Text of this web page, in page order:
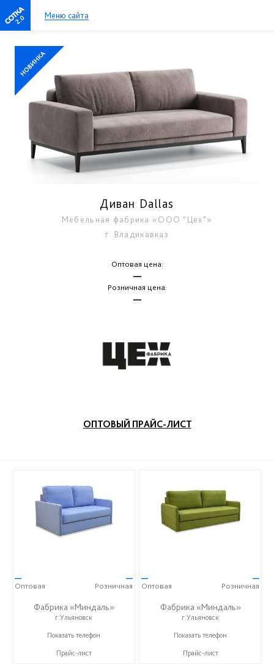
2.0 Меню сайта
Диван Dallas
Мебельная фабрика «ООО "Цех"»
г. Владикавказ
Оптовая цена:
—
Розничная цена:
—
ОПТОВЫЙ ПРАЙС-ЛИСТ
—
Оптовая
—
Розничная
Фабрика «Миндаль»
г.Ульяновск
+7 (927) 630-62-82
Показать телефон
Прайс-лист
—
Оптовая
—
Розничная
Фабрика «Миндаль»
г.Ульяновск
+7 (927) 630-62-82
Показать телефон
Прайс-лист